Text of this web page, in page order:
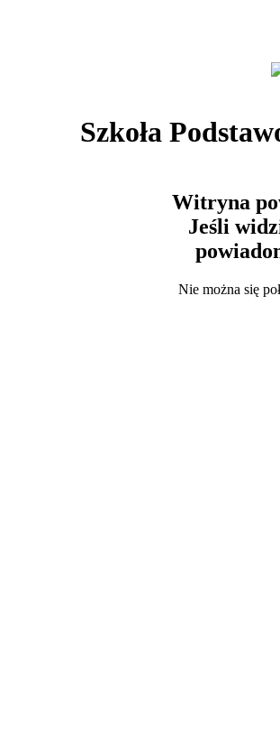
Szkoła
Witryna
Jeśli
Nie można się